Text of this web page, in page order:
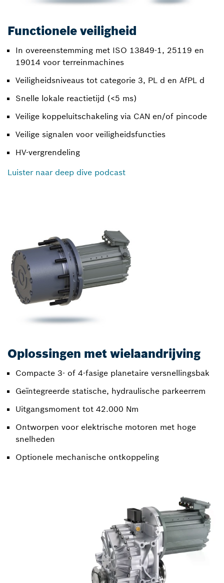
Functionele veiligheid
In overeenstemming met ISO 13849-1, 25119 en
19014 voor terreinmachines
Veiligheidsniveaus tot categorie 3, PL d en AfPL d
Snelle lokale reactietijd (<5 ms)
Veilige koppeluitschakeling via CAN en/of pincode
Veilige signalen voor veiligheidsfuncties
HV-vergrendeling
Luister naar deep dive podcast
Oplossingen met wielaandrijving
Compacte 3- of 4-fasige planetaire versnellingsbak
Geïntegreerde statische, hydraulische parkeerrem
Uitgangsmoment tot 42.000 Nm
Ontworpen voor elektrische motoren met hoge
snelheden
Optionele mechanische ontkoppeling